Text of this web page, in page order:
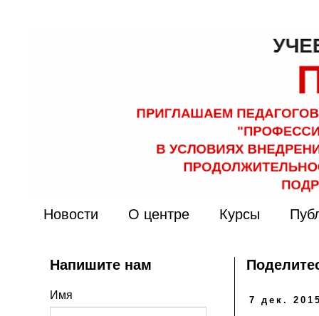
Новости О центре Курсы
7 дек.
Напишите нам
Имя